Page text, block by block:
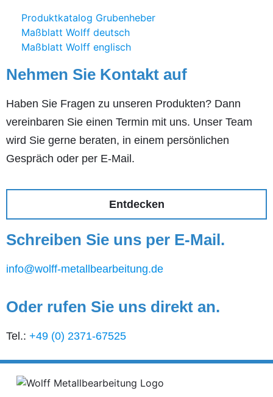
Produktkatalog Grubenheber
Maßblatt Wolff deutsch
Maßblatt Wolff englisch
Nehmen Sie Kontakt auf
Haben Sie Fragen zu unseren Produkten? Dann
vereinbaren Sie einen Termin mit uns. Unser Team
wird Sie gerne beraten, in einem persönlichen
Gespräch oder per E-Mail.
Entdecken
Schreiben Sie uns per E-Mail.
info@wolff-metallbearbeitung.de
Oder rufen Sie uns direkt an.
Tel.: +49 (0) 2371-67525